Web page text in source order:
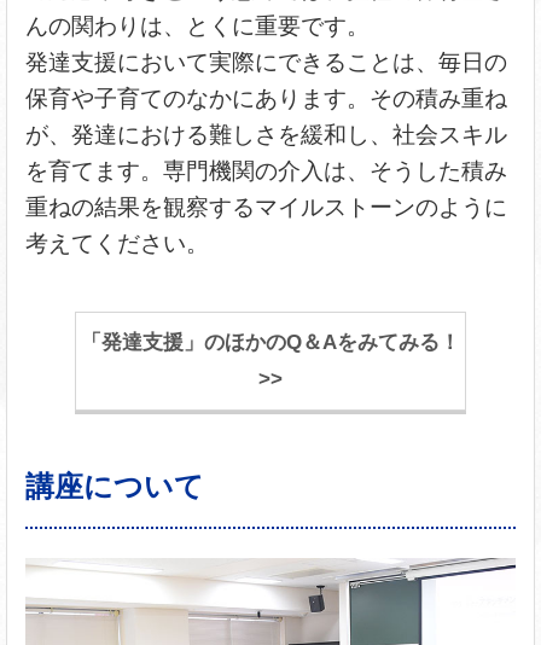
んの関わりは、とくに重要です。
発達支援において実際にできることは、毎日の
保育や子育てのなかにあります。その積み重ね
が、発達における難しさを緩和し、社会スキル
を育てます。専門機関の介入は、そうした積み
重ねの結果を観察するマイルストーンのように
考えてください。
「発達支援」のほかのQ＆Aをみてみる！
>>
講座について